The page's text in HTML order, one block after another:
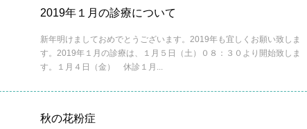
2019年１月の診療について
新年明けましておめでとうございます。2019年も宜しくお願い致しま
す。2019年１月の診療は、１月５日（土）０８：３０より開始致しま
す。１月４日（金） 休診１月...
秋の花粉症